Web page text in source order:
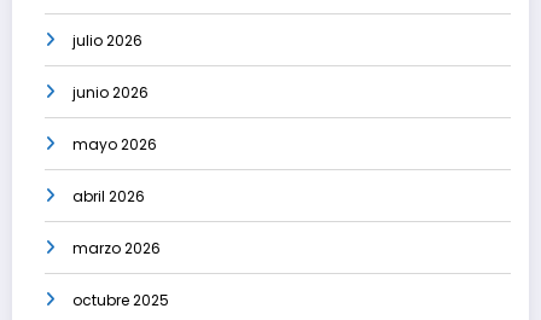
julio 2026
junio 2026
mayo 2026
abril 2026
marzo 2026
octubre 2025